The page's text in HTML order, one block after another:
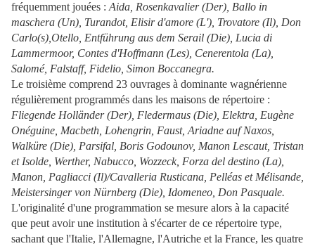
fréquemment jouées : Aida, Rosenkavalier (Der), Ballo in
maschera (Un), Turandot, Elisir d'amore (L'), Trovatore (Il), Don
Carlo(s),Otello, Entführung aus dem Serail (Die), Lucia di
Lammermoor, Contes d'Hoffmann (Les), Cenerentola (La),
Salomé, Falstaff, Fidelio, Simon Boccanegra.
Le troisième comprend 23 ouvrages à dominante wagnérienne
régulièrement programmés dans les maisons de répertoire :
Fliegende Holländer (Der), Fledermaus (Die), Elektra, Eugène
Onéguine, Macbeth, Lohengrin, Faust, Ariadne auf Naxos,
Walküre (Die), Parsifal, Boris Godounov, Manon Lescaut, Tristan
et Isolde, Werther, Nabucco, Wozzeck, Forza del destino (La),
Manon, Pagliacci (Il)/Cavalleria Rusticana, Pelléas et Mélisande,
Meistersinger von Nürnberg (Die), Idomeneo, Don Pasquale.
L'originalité d'une programmation se mesure alors à la capacité
que peut avoir une institution à s'écarter de ce répertoire type,
sachant que l'Italie, l'Allemagne, l'Autriche et la France, les quatre